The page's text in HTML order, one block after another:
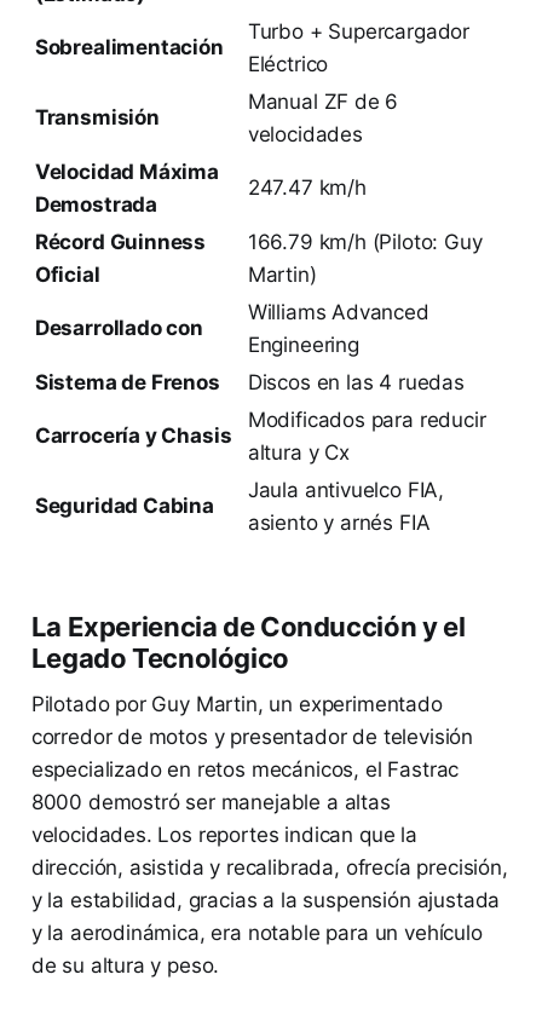
Sobrealimentación
Turbo + Supercargador
Eléctrico
Transmisión
Manual ZF de 6
velocidades
Velocidad Máxima
Demostrada
247.47 km/h
Récord Guinness
Oficial
166.79 km/h (Piloto: Guy
Martin)
Desarrollado con
Williams Advanced
Engineering
Sistema de Frenos
Discos en las 4 ruedas
Carrocería y Chasis
Modificados para reducir
altura y Cx
Seguridad Cabina
Jaula antivuelco FIA,
asiento y arnés FIA
La Experiencia de Conducción y el
Legado Tecnológico
Pilotado por Guy Martin, un experimentado
corredor de motos y presentador de televisión
especializado en retos mecánicos, el Fastrac
8000 demostró ser manejable a altas
velocidades. Los reportes indican que la
dirección, asistida y recalibrada, ofrecía precisión,
y la estabilidad, gracias a la suspensión ajustada
y la aerodinámica, era notable para un vehículo
de su altura y peso.